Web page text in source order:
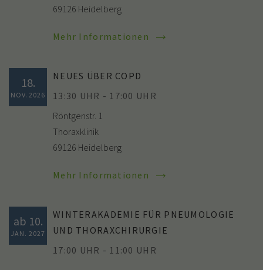
69126 Heidelberg
Mehr Informationen
18.
NOV. 2026
NEUES ÜBER COPD
13:30 UHR - 17:00 UHR
Röntgenstr. 1
Thoraxklinik
69126 Heidelberg
Mehr Informationen
ab 10.
JAN. 2027
WINTERAKADEMIE FÜR PNEUMOLOGIE
UND THORAXCHIRURGIE
17:00 UHR - 11:00 UHR